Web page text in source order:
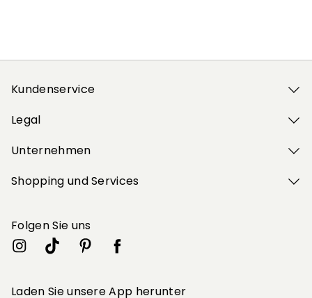
Kundenservice
Legal
Unternehmen
Shopping und Services
Folgen Sie uns
Laden Sie unsere App herunter